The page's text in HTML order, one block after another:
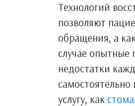
Технологий
позволяют
обращения, а
случае опытные
недостатки
услугу, как